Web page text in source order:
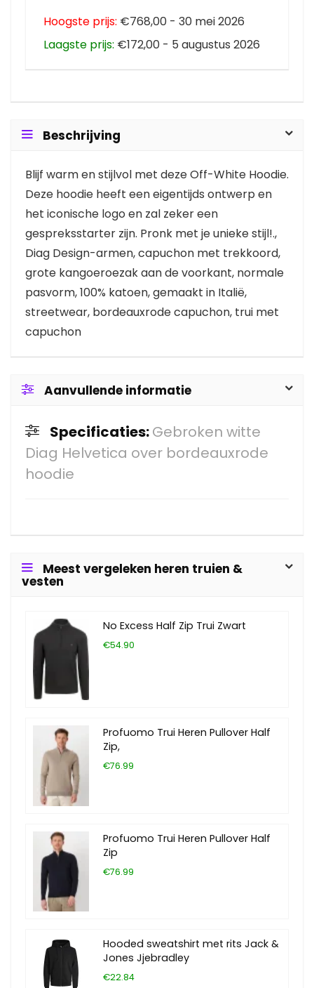
Hoogste prijs: €768,00 - 30 mei 2026
Laagste prijs: €172,00 - 5 augustus 2026
Beschrijving
Blijf warm en stijlvol met deze Off-White Hoodie.
Deze hoodie heeft een eigentijds ontwerp en
het iconische logo en zal zeker een
gespreksstarter zijn. Pronk met je unieke stijl!.,
Diag Design-armen, capuchon met trekkoord,
grote kangoeroezak aan de voorkant, normale
pasvorm, 100% katoen, gemaakt in Italië,
streetwear, bordeauxrode capuchon, trui met
capuchon
Aanvullende informatie
Specificaties:Gebroken witte
Diag Helvetica over bordeauxrode
hoodie
Meest vergeleken heren truien &
vesten
No Excess Half Zip Trui Zwart
€54.90
Profuomo Trui Heren Pullover Half
Zip,
€76.99
Profuomo Trui Heren Pullover Half
Zip
€76.99
Hooded sweatshirt met rits Jack &
Jones Jjebradley
€22.84